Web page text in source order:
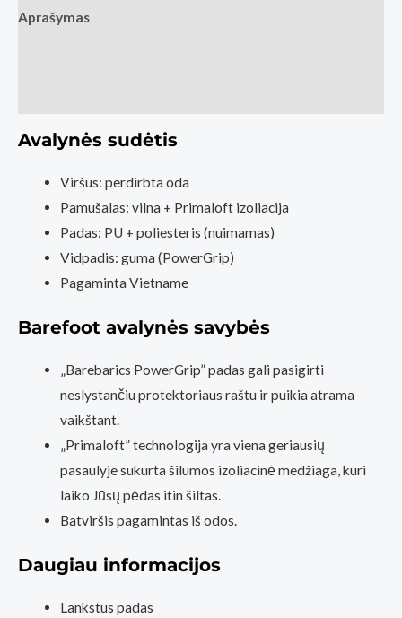
-
Aprašymas
Avalynės sudėtis
Viršus: perdirbta oda
Pamušalas: vilna + Primaloft izoliacija
Padas: PU + poliesteris (nuimamas)
Vidpadis: guma (PowerGrip)
Pagaminta Vietname
Barefoot avalynės savybės
„Barebarics PowerGrip” padas gali pasigirti
neslystančiu protektoriaus raštu ir puikia atrama
vaikštant.
„Primaloft” technologija yra viena geriausių
pasaulyje sukurta šilumos izoliacinė medžiaga, kuri
laiko Jūsų pėdas itin šiltas.
Batviršis pagamintas iš odos.
Daugiau informacijos
Lankstus padas